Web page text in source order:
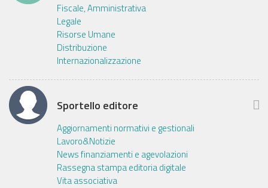
Fiscale, Amministrativa
Legale
Risorse Umane
Distribuzione
Internazionalizzazione
Sportello editore
Aggiornamenti normativi e gestionali
Lavoro&Notizie
News finanziamenti e agevolazioni
Rassegna stampa editoria digitale
Vita associativa